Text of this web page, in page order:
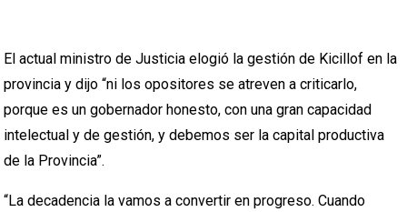
El actual ministro de Justicia elogió la gestión de Kicillof en la
provincia y dijo “ni los opositores se atreven a criticarlo,
porque es un gobernador honesto, con una gran capacidad
intelectual y de gestión, y debemos ser la capital productiva
de la Provincia”.
“La decadencia la vamos a convertir en progreso. Cuando